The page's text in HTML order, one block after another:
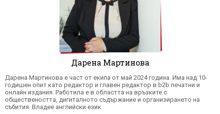
Дарена Мартинова
Дарена Мартинова е част от екипа от май 2024 година. Има над 10-
годишен опит като редактор и главен редактор в b2b печатни и
онлайн издания. Работила е в областта на връзките с
обществеността, дигиталното съдържание и организирането на
събития. Владее английски език.